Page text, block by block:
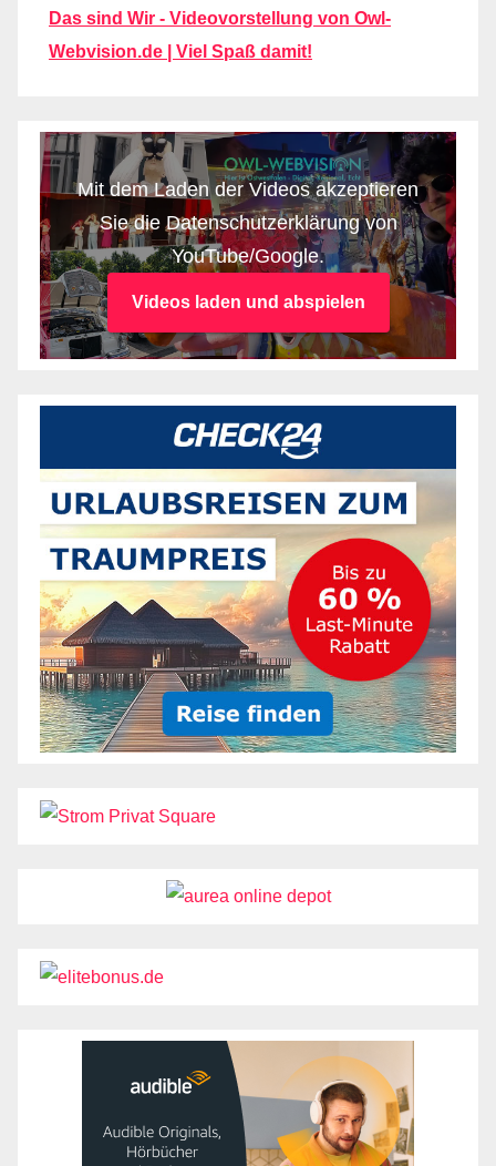
Das sind Wir - Videovorstellung von Owl-
Webvision.de | Viel Spaß damit!
Mit dem Laden der Videos akzeptieren
Sie die Datenschutzerklärung von
YouTube/Google.
Videos laden und abspielen